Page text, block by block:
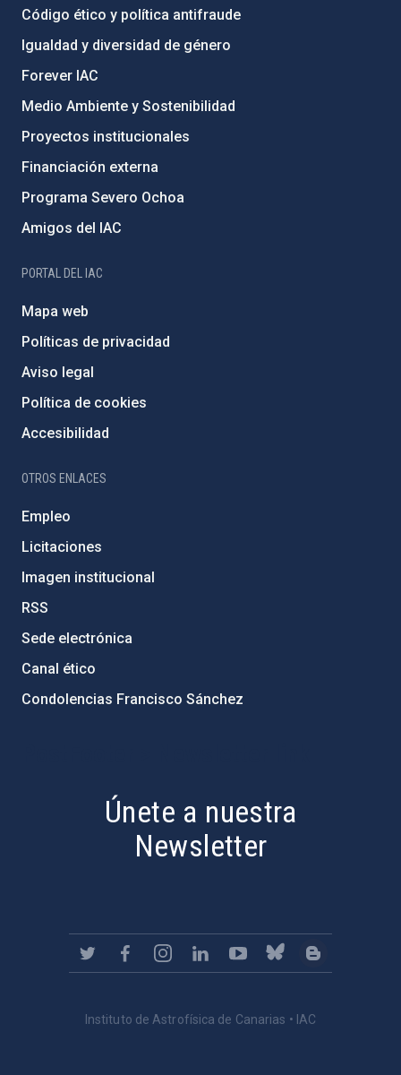
Código ético y política antifraude
Igualdad y diversidad de género
Forever IAC
Medio Ambiente y Sostenibilidad
Proyectos institucionales
Financiación externa
Programa Severo Ochoa
Amigos del IAC
PORTAL DEL IAC
Mapa web
Políticas de privacidad
Aviso legal
Política de cookies
Accesibilidad
OTROS ENLACES
Empleo
Licitaciones
Imagen institucional
RSS
Sede electrónica
Canal ético
Condolencias Francisco Sánchez
Únete a nuestra
Newsletter
Instituto de Astrofísica de Canarias • IAC